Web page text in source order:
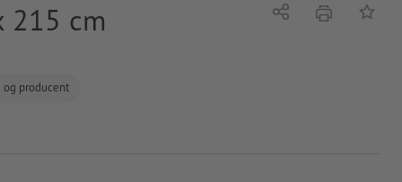
215 cm
og producent
Del tryk Tilføj